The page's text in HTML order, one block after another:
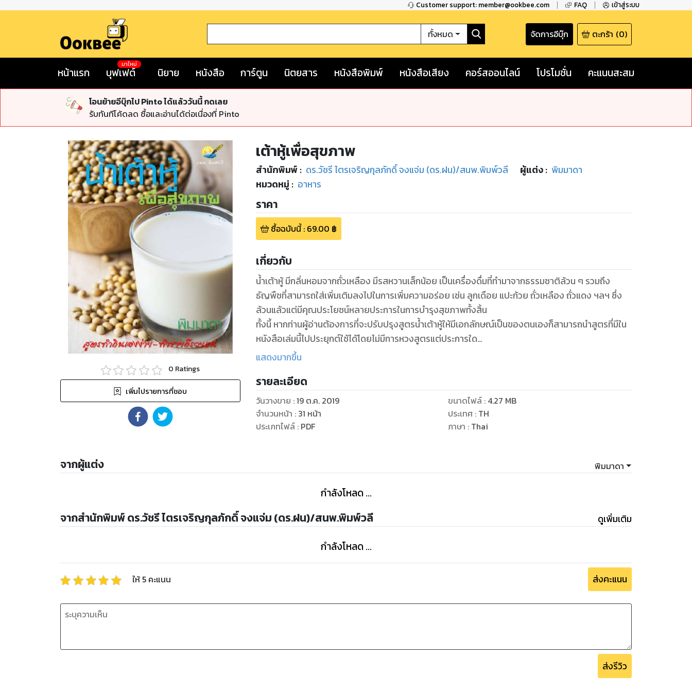
Customer support: member@ookbee.com FAQ เข้าสู่ระบบ
ทั้งหมด จัดการอีบุ๊ก ตะกร้า (0)
หน้าแรก บุฟเฟต์
มาใหม่
นิยาย หนังสือ การ์ตูน นิตยสาร หนังสือพิมพ์ หนังสือเสียง คอร์สออนไลน์ โปรโมชั่น คะแนนสะสม
โอนย้ายอีบุ๊กไป Pinto ได้แล้ววันนี้ กดเลย
รับทันทีโค้ดลด ซื้อและอ่านได้ต่อเนื่องที่ Pinto
0 Ratings
เพิ่มไปรายการที่ชอบ
เต้าหู้เพื่อสุขภาพ
สำนักพิมพ์ : ดร.วัชรี ไตรเจริญกุลภักดิ์ จงแจ่ม (ดร.ฝน)/สนพ.พิมพ์วลี ผู้แต่ง : พิมมาดา
หมวดหมู่ : อาหาร
ราคา
ซื้อฉบับนี้: 69.00 ฿
เกี่ยวกับ
น้ำเต้าหู้ มีกลิ่นหอมจากถั่วเหลือง มีรสหวานเล็กน้อย เป็นเครื่องดื่มที่ทำมาจากธรรมชาติล้วน ๆ รวมถึง
ธัญพืชที่สามารถใส่เพิ่มเติมลงไปในการเพิ่มความอร่อย เช่น ลูกเดือย แปะก้วย ถั่วเหลือง ถั่วแดง ฯลฯ ซึ่ง
ล้วนแล้วแต่มีคุณประโยชน์หลายประการในการบำรุงสุขภาพทั้งสิ้น
ทั้งนี้ หากท่านผู้อ่านต้องการที่จะปรับปรุงสูตรน้ำเต้าหู้ให้มีเอกลักษณ์เป็นของตนเองก็สามารถนำสูตรที่มีใน
หนังสือเล่มนี้ไปประยุกต์ใช้ได้โดยไม่มีการหวงสูตรแต่ประการใด
ภายในหนังสือเรื่อง น้ำเต้าหู้ สูตรทำกินเองง่าย ทำขายก็รวยแน่ เล่มนี้ ได้มีวิธีการและอธิบายรายละเอียดใน
แสดงมากขึ้น
รายละเอียด
วันวางขาย :19 ต.ค. 2019
จำนวนหน้า : 31 หน้า
ประเภทไฟล์: PDF
ขนาดไฟล์: 4.27 MB
ประเทศ : TH
ภาษา : Thai
จากผู้แต่ง พิมมาดา
กำลังโหลด ...
จากสำนักพิมพ์ ดร.วัชรี ไตรเจริญกุลภักดิ์ จงแจ่ม (ดร.ฝน)/สนพ.พิมพ์วลี ดูเพิ่มเติม
กำลังโหลด ...
ให้ 5 คะแนน ส่งคะแนน
ส่งรีวิว